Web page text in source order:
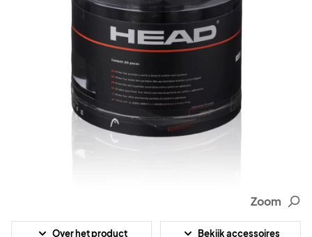
Zoom
Over het product Bekijk accessoires